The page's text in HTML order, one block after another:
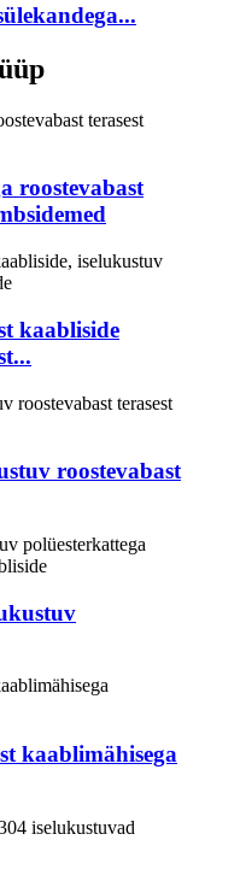
roostevabast
kaabliside
roostevabast
kaablimähisega